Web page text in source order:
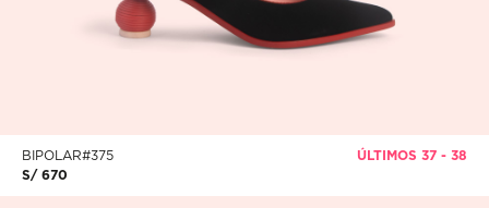
BIPOLAR#375
S/ 670
ÚLTIMOS 37 - 38